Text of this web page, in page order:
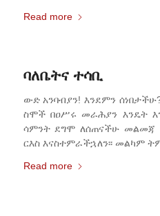
Read more
ባለቤትና ተሳቢ
ውድ አንባብያን! እንደምን
ስሞች በዐሥሩ መራሕያን እንዴት
ሳምንት ደግሞ ለሰጠናችሁ መልመጃ
ርእስ እናስተምራችኋለን፡፡ መልካም
Read more